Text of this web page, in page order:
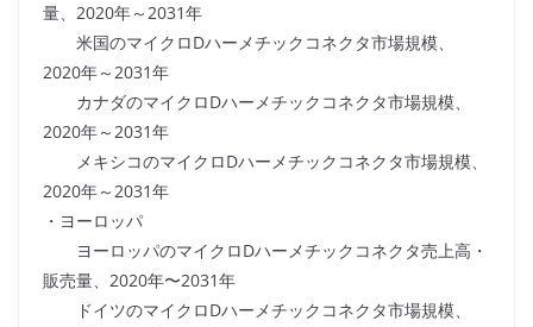
量、2020年～2031年
米国のマイクロDハーメチックコネクタ市場規模、
2020年～2031年
カナダのマイクロDハーメチックコネクタ市場規模、
2020年～2031年
メキシコのマイクロDハーメチックコネクタ市場規模、
2020年～2031年
・ヨーロッパ
ヨーロッパのマイクロDハーメチックコネクタ売上高・
販売量、2020年〜2031年
ドイツのマイクロDハーメチックコネクタ市場規模、